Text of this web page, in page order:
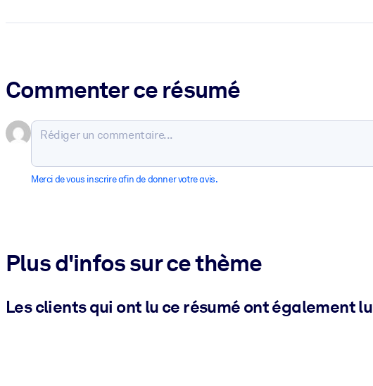
Commenter ce résumé
Merci de vous inscrire afin de donner votre avis.
Plus d'infos sur ce thème
Les clients qui ont lu ce résumé ont également lu